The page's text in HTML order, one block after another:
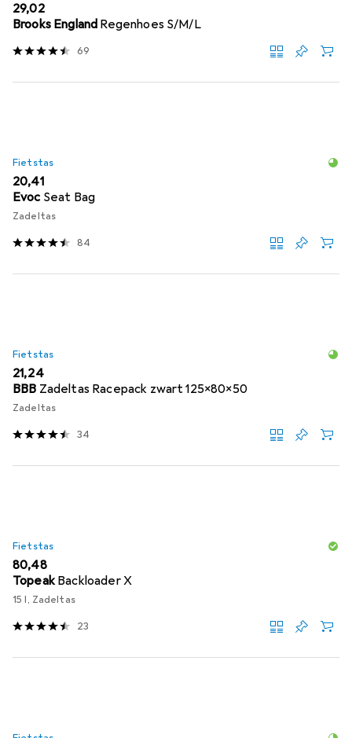
EUR
29,02
Brooks England Regenhoes S/M/L
69
Fietstas
EUR
20,41
Evoc Seat Bag
Zadeltas
84
Fietstas
EUR
21,24
BBB Zadeltas Racepack zwart 125x80x50
Zadeltas
34
Fietstas
EUR
80,48
Topeak Backloader X
15 l, Zadeltas
23